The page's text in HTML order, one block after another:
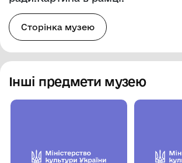
Сторінка музею
Інші предмети музею